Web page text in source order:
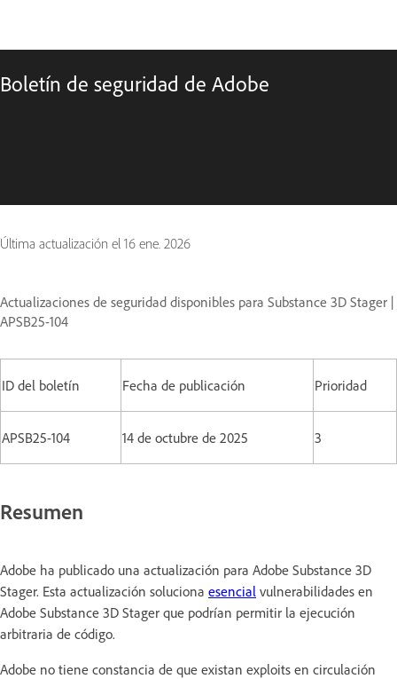
Boletín de seguridad de Adobe
Última actualización el 16 ene. 2026
Actualizaciones de seguridad disponibles para Substance 3D Stager |
APSB25-104
ID del boletín Fecha de publicación Prioridad
APSB25-104 14 de octubre de 2025 3
Resumen
Adobe ha publicado una actualización para Adobe Substance 3D
Stager. Esta actualización soluciona esencial vulnerabilidades en
Adobe Substance 3D Stager que podrían permitir la ejecución
arbitraria de código.
Adobe no tiene constancia de que existan exploits en circulación